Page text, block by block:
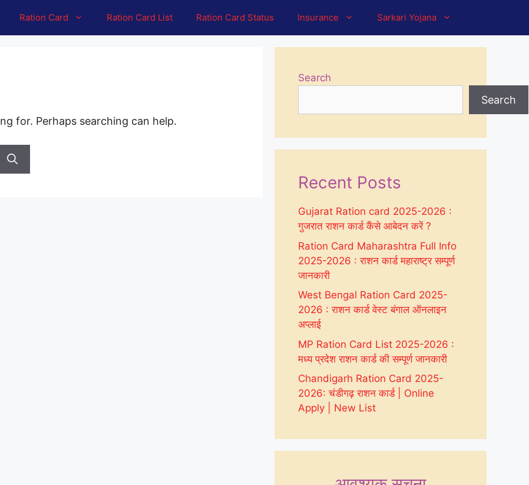
Ration Card Ration Card List Ration Card Status Insurance Sarkari Yojana
for. Perhaps searching can help.
Search
Search
Recent Posts
Gujarat Ration card 2025-2026 :
गुजरात राशन कार्ड कैंसे आबेदन करें ?
Ration Card Maharashtra Full Info
2025-2026 : राशन कार्ड महाराष्ट्र सम्पूर्ण
जानकारी
West Bengal Ration Card 2025-
2026 : राशन कार्ड वेस्ट बंगाल ऑनलाइन
अप्लाई
MP Ration Card List 2025-2026 :
मध्य प्रदेश राशन कार्ड की सम्पूर्ण जानकारी
Chandigarh Ration Card 2025-
2026: चंडीगढ़ राशन कार्ड | Online
Apply | New List